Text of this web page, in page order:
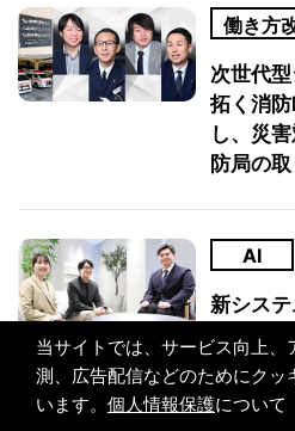
働き方
次世代
拓く消
し、災
防局の
AI
新シス
でを一気
めるツ
当サイトでは、サービス向上、
測、広告配信などのためにクッ
います。 個人情報保護について